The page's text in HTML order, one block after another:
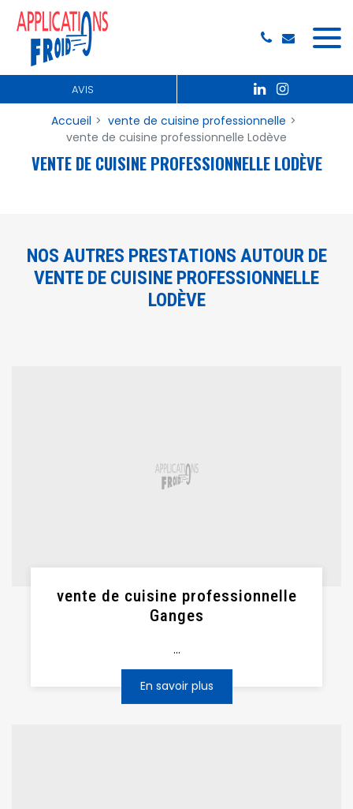
AVIS
Accueil
vente de cuisine professionnelle
vente de cuisine professionnelle Lodève
VENTE DE CUISINE PROFESSIONNELLE LODÈVE
NOS AUTRES PRESTATIONS AUTOUR DE
VENTE DE CUISINE PROFESSIONNELLE
LODÈVE
vente de cuisine professionnelle
Ganges
...
En savoir plus
Panneau de gestion des cookies